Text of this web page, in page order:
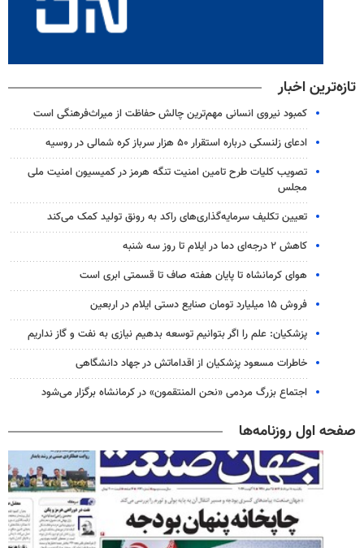
تازه‌ترین اخبار
کمبود نیروی انسانی مهم‌ترین چالش حفاظت از میراث‌فرهنگی است
ادعای زلنسکی درباره استقرار ۵۰ هزار سرباز کره شمالی در روسیه
تصویب کلیات طرح تامین امنیت تنگه هرمز در کمیسیون امنیت ملی
مجلس
تعیین تکلیف سرمایه‌گذاری‌های راکد به رونق تولید کمک می‌کند
کاهش ۲ درجه‌ای دما در ایلام تا روز سه شنبه
هوای کرمانشاه تا پایان هفته صاف تا قسمتی ابری است
فروش ۱۵ میلیارد تومان صنایع دستی ایلام در اربعین
پزشکیان: علم را اگر بتوانیم توسعه بدهیم نیازی به نفت و گاز نداریم
خاطرات مسعود پزشکیان از اقداماتش در جهاد دانشگاهی
اجتماع بزرگ مردمی «نحن المنتقمون» در کرمانشاه برگزار می‌شود
صفحه اول روزنامه‌ها